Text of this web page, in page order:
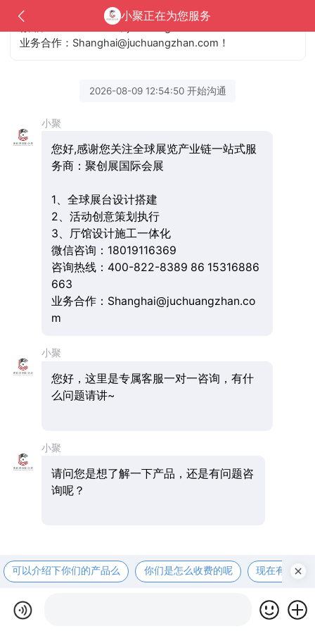
小聚正在为您服务
咨询热线：400-822-8389 / 86 15316886663
微 信：18019116369 / juchuangzhan
业务合作：Shanghai@juchuangzhan.com！
2026-08-09 12:54:50 开始沟通
小聚
您好,感谢您关注全球展览产业链一站式服
务商：聚创展国际会展
1、全球展台设计搭建
2、活动创意策划执行
3、厅馆设计施工一体化
微信咨询：18019116369
咨询热线：400-822-8389 86 15316886
663
业务合作：Shanghai@juchuangzhan.co
m
小聚
您好，这里是专属客服一对一咨询，有什
么问题请讲~
小聚
请问您是想了解一下产品，还是有问题咨
询呢？
可以介绍下你们的产品么 你们是怎么收费的呢 现在有优惠